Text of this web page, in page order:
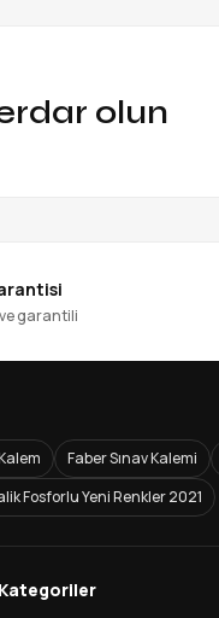
olun
garantili
Faber Sınav Kalemi
Fosforlu Yeni Renkler 2021
Kategoriler